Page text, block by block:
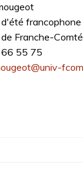
francophone
Franche-Comté
55 75